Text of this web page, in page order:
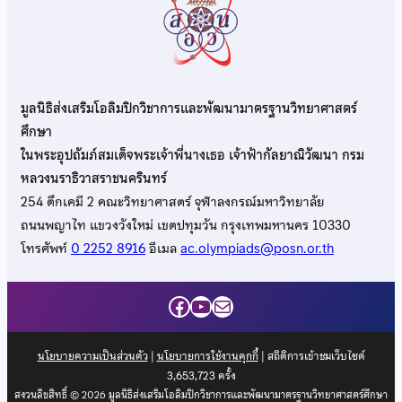
มูลนิธิส่งเสริมโอลิมปิกวิชาการและพัฒนามาตรฐานวิทยาศาสตร์
ศึกษา
ในพระอุปถัมภ์สมเด็จพระเจ้าพี่นางเธอ เจ้าฟ้ากัลยาณิวัฒนา กรม
หลวงนราธิวาสราชนครินทร์
254 ตึกเคมี 2 คณะวิทยาศาสตร์ จุฬาลงกรณ์มหาวิทยาลัย
ถนนพญาไท แขวงวังใหม่ เขตปทุมวัน กรุงเทพมหานคร 10330
โทรศัพท์0 2252 8916อีเมลac.olympiads@posn.or.th
Facebook
YouTube
Mail
นโยบายความเป็นส่วนตัว| นโยบายการใช้งานคุกกี้| สถิติการเข้าชมเว็บไซต์
3,653,723ครั้ง
สงวนลิขสิทธิ์ © 2026 มูลนิธิส่งเสริมโอลิมปิกวิชาการและพัฒนามาตรฐานวิทยาศาสตร์ศึกษา